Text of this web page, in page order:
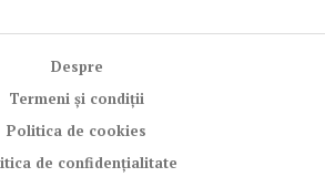
Despre
Termeni și condiții
Politica de cookies
de confidențialitate